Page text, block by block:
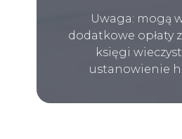
Uwaga: mogą
dodatkowe opłaty
księgi
ustanowienie